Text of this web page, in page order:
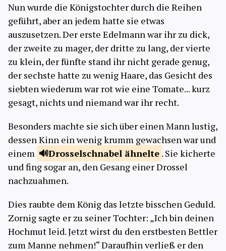
Nun wurde die Königstochter durch die Reihen
geführt, aber an jedem hatte sie etwas
auszusetzen. Der erste Edelmann war ihr zu dick,
der zweite zu mager, der dritte zu lang, der vierte
zu klein, der fünfte stand ihr nicht gerade genug,
der sechste hatte zu wenig Haare, das Gesicht des
siebten wiederum war rot wie eine Tomate... kurz
gesagt, nichts und niemand war ihr recht.
Besonders machte sie sich über einen Mann lustig,
dessen Kinn ein wenig krumm gewachsen war und
einem
Drosselschnabel ähnelte . Sie kicherte
und fing sogar an, den Gesang einer Drossel
nachzuahmen.
Dies raubte dem König das letzte bisschen Geduld.
Zornig sagte er zu seiner Tochter: „Ich bin deinen
Hochmut leid. Jetzt wirst du den erstbesten Bettler
zum Manne nehmen!“ Daraufhin verließ er den